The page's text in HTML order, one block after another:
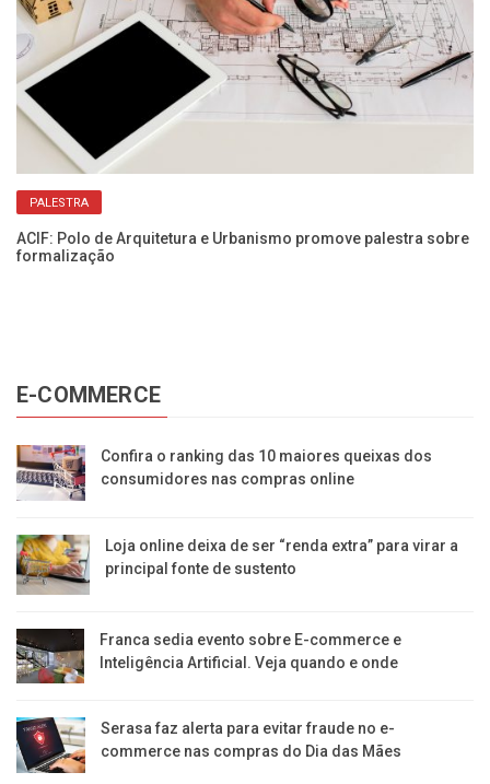
PALESTRA
ACIF: Polo de Arquitetura e Urbanismo promove palestra sobre
formalização
E-COMMERCE
Confira o ranking das 10 maiores queixas dos
consumidores nas compras online
Loja online deixa de ser “renda extra” para virar a
principal fonte de sustento
Franca sedia evento sobre E-commerce e
Inteligência Artificial. Veja quando e onde
Serasa faz alerta para evitar fraude no e-
commerce nas compras do Dia das Mães